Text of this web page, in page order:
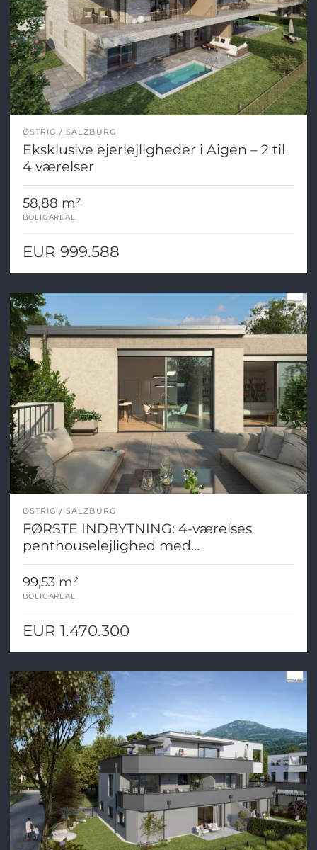
ØSTRIG SALZBURG
Eksklusive ejerlejligheder i Aigen – 2 til
4 værelser
58,88 m²
BOLIGAREAL
EUR 999.588
ØSTRIG SALZBURG
FØRSTE INDBYTNING: 4-værelses
penthouselejlighed med
panoramaterrasse i Salzburg Aigen
99,53 m²
BOLIGAREAL
EUR 1.470.300